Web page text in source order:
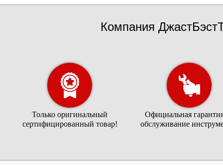
Компания
Только оригинальный
сертифицированный товар!
Официальная
обслуживание